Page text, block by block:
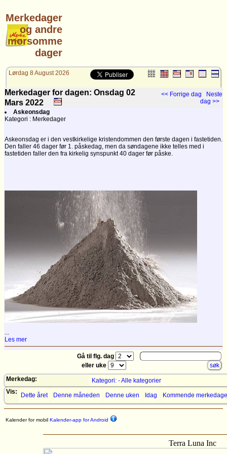
Merkedager
og andre
morsomme
dager
Lørdag 8 August 2026
Merkedager for dagen: Onsdag 02
Mars 2022
<< Forrige dag
Neste
dag >>
Askeonsdag
Kategori : Merkedager
Askeonsdag er i den vestkirkelige kristendommen den første dagen i fastetiden.
Den faller 46 dager før 1. påskedag, men da søndagene ikke telles med i
fastetiden faller den fra kirkelig synspunkt 40 dager før påske.
...
Les mer
Gå til flg. dag
eller uke
Merkedag:
Kategori: - Alle kategorier
Vis:
Dette året Denne måneden Denne uken Idag Kommende
Kalender for mobil Kalender-app for Android
Terra Luna Inc